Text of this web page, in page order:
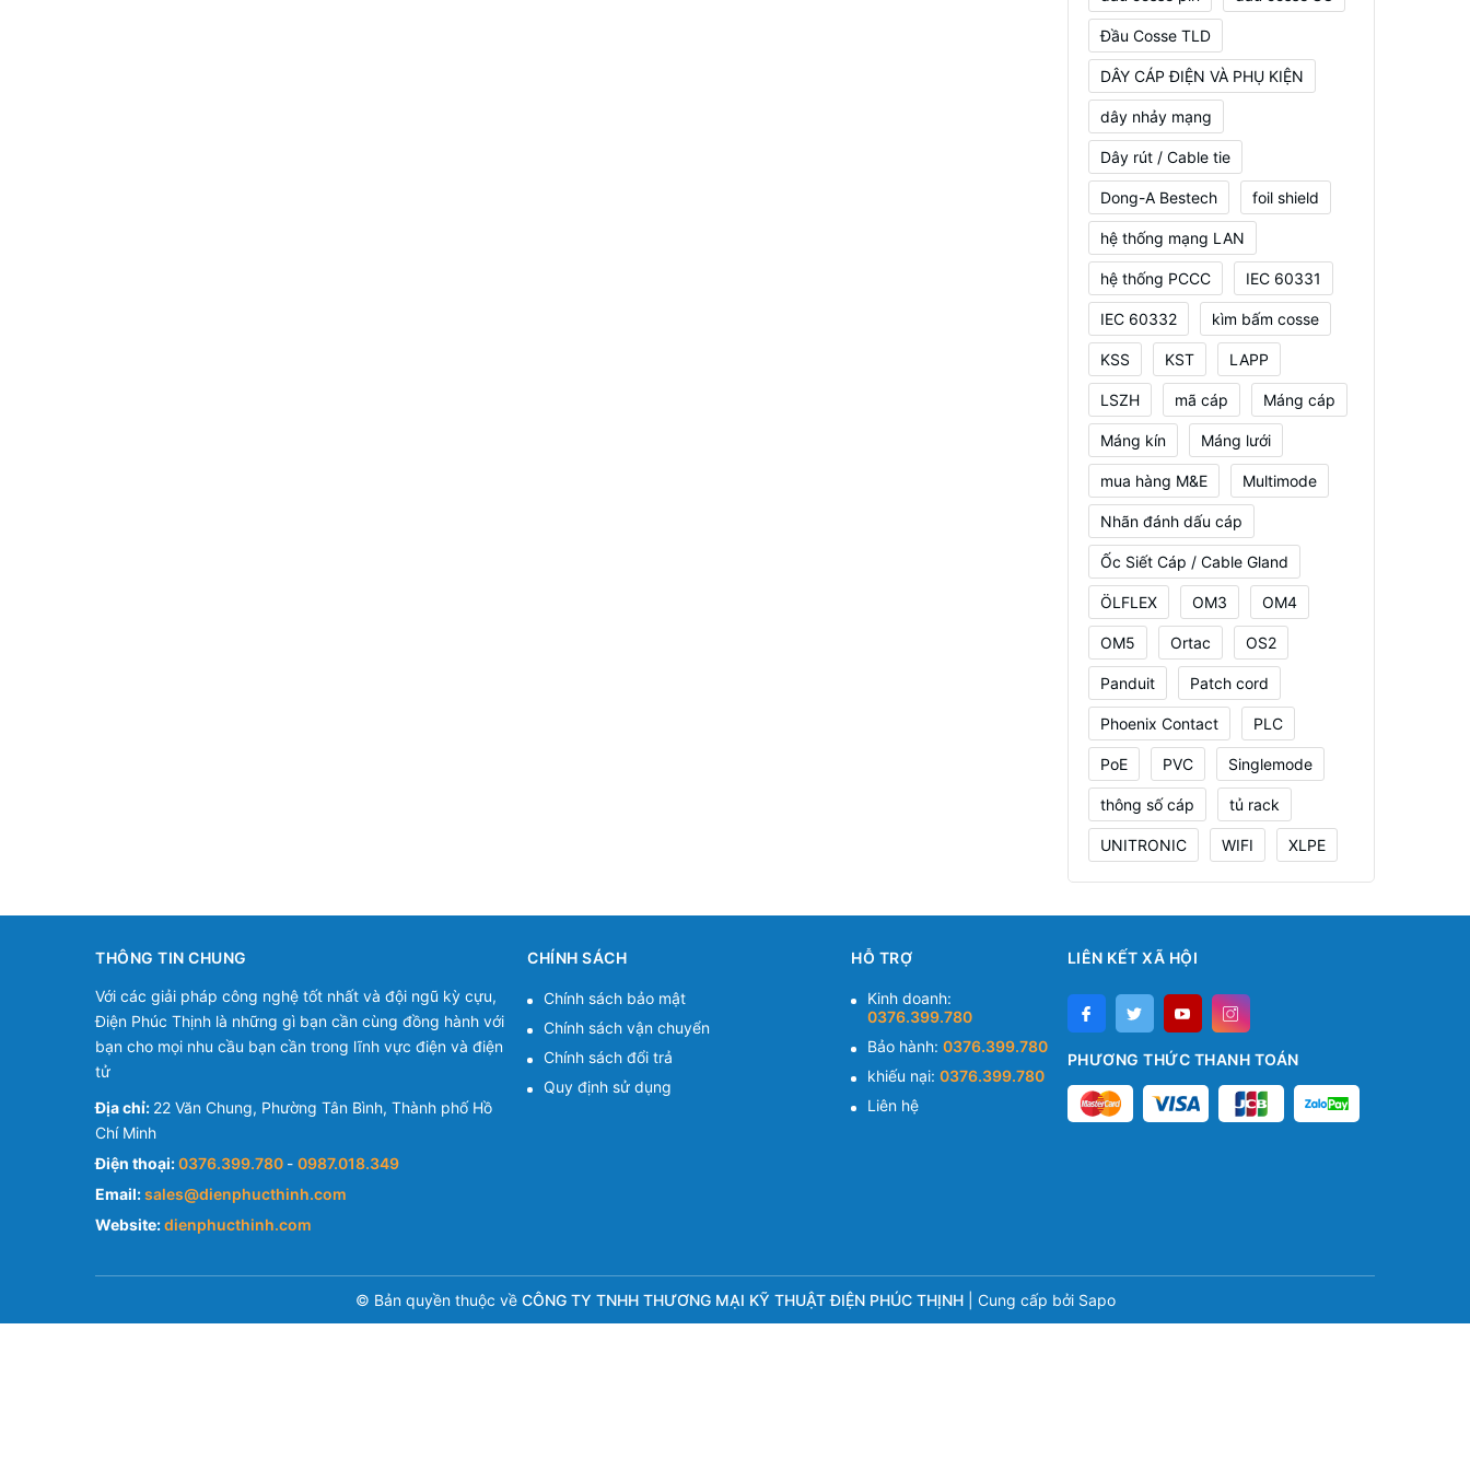
Đầu Cosse TLD
DÂY CÁP ĐIỆN VÀ PHỤ KIỆN
dây nhảy mạng
Dây rút / Cable tie
Dong-A Bestech foil shield
hệ thống mạng LAN
hệ thống PCCC IEC 60331
IEC 60332 kìm bấm cosse
KSS KST LAPP
LSZH mã cáp Máng cáp
Máng kín Máng lưới
mua hàng M&E Multimode
Nhãn đánh dấu cáp
Ốc Siết Cáp / Cable Gland
ÖLFLEX OM3 OM4
OM5 Ortac OS2
Panduit Patch cord
Phoenix Contact PLC
PoE PVC Singlemode
thông số cáp tủ rack
UNITRONIC WIFI XLPE
THÔNG TIN CHUNG
Với các giải pháp công nghệ tốt nhất và đội ngũ kỳ cựu,
Điện Phúc Thịnh là những gì bạn cần cùng đồng hành với
bạn cho mọi nhu cầu bạn cần trong lĩnh vực điện và điện
tử
Địa chỉ: 22 Văn Chung, Phường Tân Bình, Thành phố Hồ
Chí Minh
Điện thoại:0376.399.780 - 0987.018.349
Email:sales@dienphucthinh.com
Website:dienphucthinh.com
CHÍNH SÁCH
Chính sách bảo mật
Chính sách vận chuyển
Chính sách đổi trả
Quy định sử dụng
HỖ TRỢ
Kinh doanh:
0376.399.780
Bảo hành:0376.399.780
khiếu nại:0376.399.780
Liên hệ
LIÊN KẾT XÃ HỘI
PHƯƠNG THỨC THANH TOÁN
© Bản quyền thuộc về CÔNG TY TNHH THƯƠNG MẠI KỸ THUẬT ĐIỆN PHÚC THỊNH Cung cấp bởi Sapo